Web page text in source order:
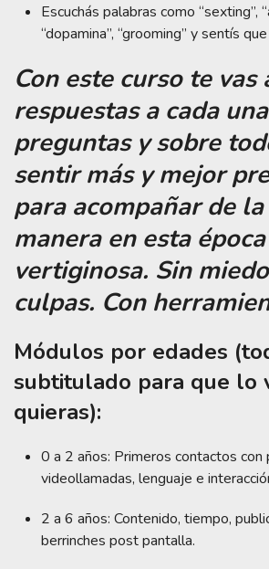
Escuchás palabras como “sexting”,
“dopamina”, “grooming” y sentís
Con este curso te
respuestas a cada
preguntas y sobre
sentir más y mejor
para acompañar de
manera en esta época
vertiginosa. Sin
culpas. Con
Módulos por edades
subtitulado para que lo
quieras):
0 a 2 años: Primeros contactos con
videollamadas, lenguaje e
2 a 6 años: Contenido, tiempo,
berrinches post pantalla.